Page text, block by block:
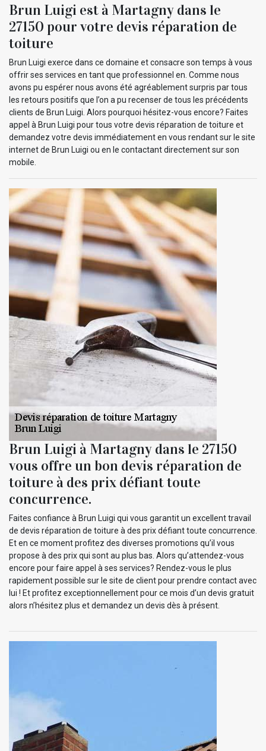
Brun Luigi est à Martagny dans le
27150 pour votre devis réparation de
toiture
Brun Luigi exerce dans ce domaine et consacre son temps à vous
offrir ses services en tant que professionnel en. Comme nous
avons pu espérer nous avons été agréablement surpris par tous
les retours positifs que l’on a pu recenser de tous les précédents
clients de Brun Luigi. Alors pourquoi hésitez-vous encore? Faites
appel à Brun Luigi pour tous votre devis réparation de toiture et
demandez votre devis immédiatement en vous rendant sur le site
internet de Brun Luigi ou en le contactant directement sur son
mobile.
Brun Luigi à Martagny dans le 27150
vous offre un bon devis réparation de
toiture à des prix défiant toute
concurrence.
Faites confiance à Brun Luigi qui vous garantit un excellent travail
de devis réparation de toiture à des prix défiant toute concurrence.
Et en ce moment profitez des diverses promotions qu’il vous
propose à des prix qui sont au plus bas. Alors qu’attendez-vous
encore pour faire appel à ses services? Rendez-vous le plus
rapidement possible sur le site de client pour prendre contact avec
lui ! Et profitez exceptionnellement pour ce mois d’un devis gratuit
alors n’hésitez plus et demandez un devis dès à présent.